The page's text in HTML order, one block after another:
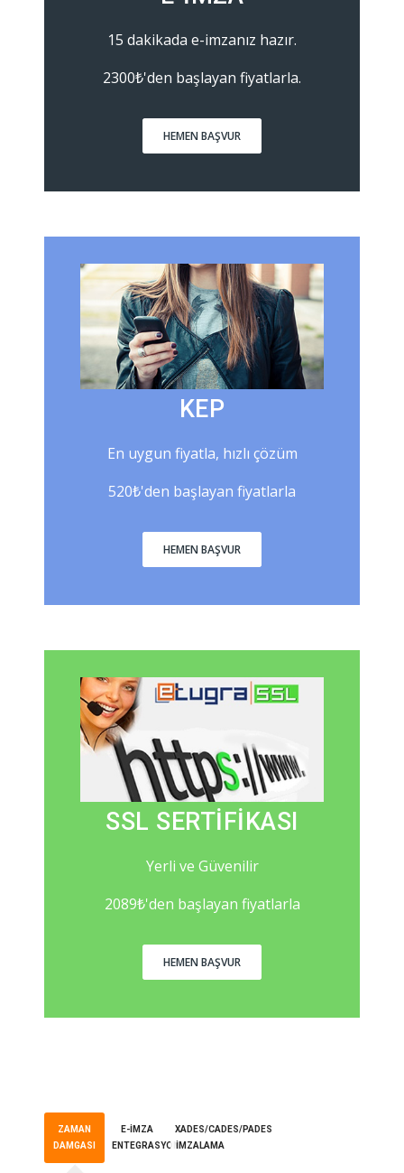
15 dakikada e-imzanız hazır.
2300₺'den başlayan fiyatlarla.
HEMEN BAŞVUR
KEP
En uygun fiyatla, hızlı çözüm
520₺'den başlayan fiyatlarla
HEMEN BAŞVUR
SSL SERTIFIKASI
Yerli ve Güvenilir
2089₺'den başlayan fiyatlarla
HEMEN BAŞVUR
ZAMAN
DAMGASI
E-İMZA
ENTEGRASYON
XADES/CADES/PADES
İMZALAMA